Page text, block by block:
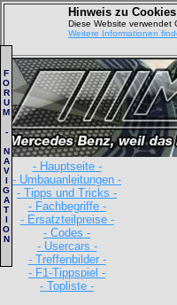
Hinweis zu Cookies
Diese Website verwendet
Weitere Informationen
- Hauptseite -
- Umbauanleitungen -
- Tipps und Tricks -
- Fachbegriffe -
- Ersatzteilpreise -
- Codes -
- Usercars -
- Treffenbilder -
- F1-Tippspiel -
- Topliste -
F
O
R
U
M
-
N
A
V
I
G
A
T
I
O
N